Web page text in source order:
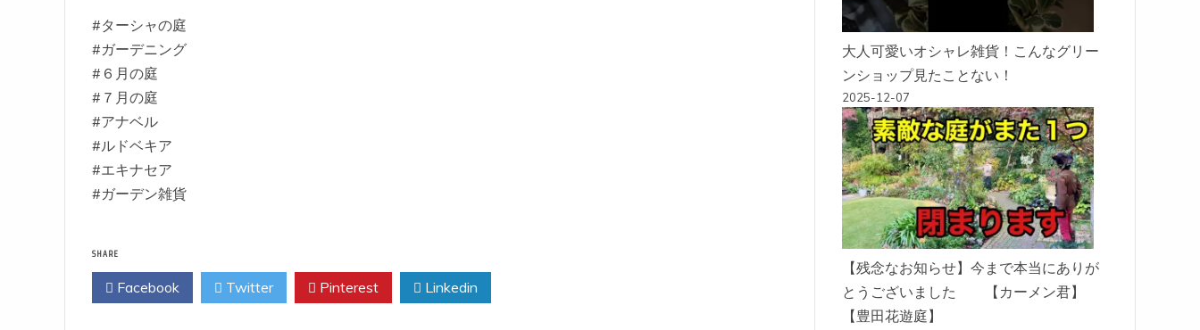
#ターシャの庭
#ガーデニング
#６月の庭
#７月の庭
#アナベル
#ルドベキア
#エキナセア
#ガーデン雑貨
SHARE
Facebook Twitter Pinterest Linkedin
大人可愛いオシャレ雑貨！こんなグリー
ンショップ見たことない！
2025-12-07
【残念なお知らせ】今まで本当にありが
とうございました 【カーメン君】
【豊田花遊庭】